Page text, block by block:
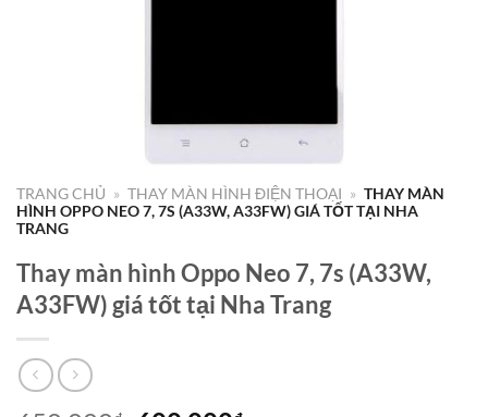
TRANG CHỦ » THAY MÀN HÌNH ĐIỆN THOẠI » THAY MÀN
HÌNH OPPO NEO 7, 7S (A33W, A33FW) GIÁ TỐT TẠI NHA
TRANG
Thay màn hình Oppo Neo 7, 7s (A33W,
A33FW) giá tốt tại Nha Trang